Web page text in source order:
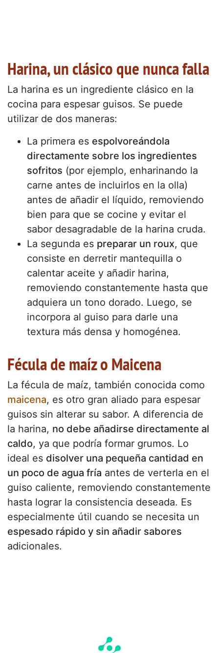
Harina, un clásico que nunca falla
La harina es un ingrediente clásico en la
cocina para espesar guisos. Se puede
utilizar de dos maneras:
La primera es espolvoreándola
directamente sobre los ingredientes
sofritos (por ejemplo, enharinando la
carne antes de incluirlos en la olla)
antes de añadir el líquido, removiendo
bien para que se cocine y evitar el
sabor desagradable de la harina cruda.
La segunda es preparar un roux, que
consiste en derretir mantequilla o
calentar aceite y añadir harina,
removiendo constantemente hasta que
adquiera un tono dorado. Luego, se
incorpora al guiso para darle una
textura más densa y homogénea.
Fécula de maíz o Maicena
La fécula de maíz, también conocida como
maicena, es otro gran aliado para espesar
guisos sin alterar su sabor. A diferencia de
la harina, no debe añadirse directamente al
caldo, ya que podría formar grumos. Lo
ideal es disolver una pequeña cantidad en
un poco de agua fría antes de verterla en el
guiso caliente, removiendo constantemente
hasta lograr la consistencia deseada. Es
especialmente útil cuando se necesita un
espesado rápido y sin añadir sabores
adicionales.